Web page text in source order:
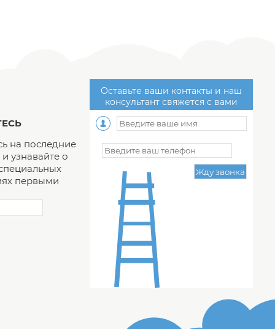
на последние
узнавайте о
первыми
Оставьте ваши контакты и наш
консультант свяжется с вами